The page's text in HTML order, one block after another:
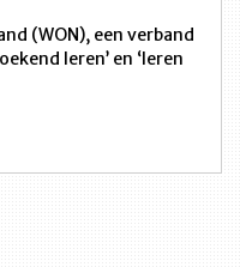
(WON), een verband
leren’ en ‘leren